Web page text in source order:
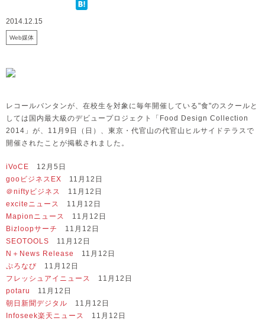
2014.12.15
Web媒体
レコールバンタンが、在校生を対象に毎年開催している"食"のスクールと
しては国内最大級のデビュープロジェクト「Food Design Collection
2014」が、11月9日（日）、東京・代官山の代官山ヒルサイドテラスで
開催されたことが掲載されました。
iVoCE 12月5日
gooビジネスEX 11月12日
＠niftyビジネス
11月12日
exciteニュース
11月12日
Mapionニュース
11月12日
Bizloopサーチ
11月12日
SEOTOOLS 11月12日
N＋News Release
11月12日
ぷろなび 11月12日
フレッシュアイニュース
11月12日
potaru
11月12日
朝日新聞デジタル 11月12日
Infoseek楽天ニュース
11月12日